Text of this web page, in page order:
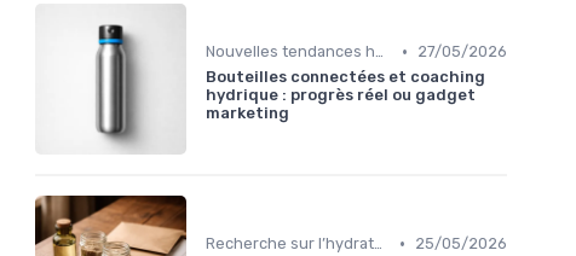
Nouvelles tendances hydratation •
27/05/2026
Bouteilles connectées et coaching
hydrique : progrès réel ou gadget
marketing
Recherche sur l’hydratation •
25/05/2026